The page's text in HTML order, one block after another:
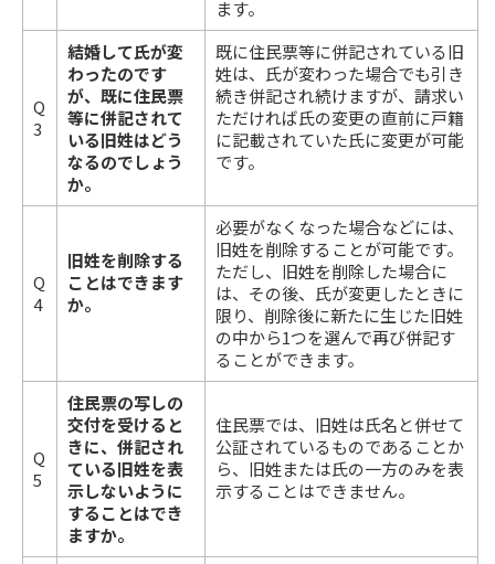
ます。
Q
3
結婚して氏が変
わったのです
が、既に住民票
等に併記されて
いる旧姓はどう
なるのでしょう
か。
既に住民票等に併記されている旧
姓は、氏が変わった場合でも引き
続き併記され続けますが、請求い
ただければ氏の変更の直前に戸籍
に記載されていた氏に変更が可能
です。
Q
4
旧姓を削除する
ことはできます
か。
必要がなくなった場合などには、
旧姓を削除することが可能です。
ただし、旧姓を削除した場合に
は、その後、氏が変更したときに
限り、削除後に新たに生じた旧姓
の中から1つを選んで再び併記す
ることができます。
Q
5
住民票の写しの
交付を受けると
きに、併記され
ている旧姓を表
示しないように
することはでき
ますか。
住民票では、旧姓は氏名と併せて
公証されているものであることか
ら、旧姓または氏の一方のみを表
示することはできません。